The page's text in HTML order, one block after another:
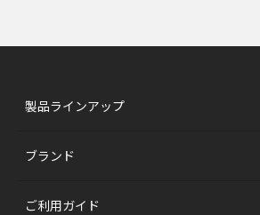
製品ラインアップ
ブランド
ご利用ガイド